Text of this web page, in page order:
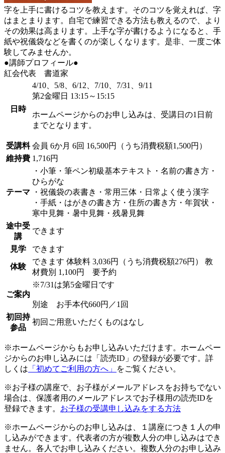
字を上手に書けるコツを教えます。そのコツを覚えれば、字
はまとまります。自宅で練習できる方法も教えるので、より
その効果は高まります。上手な字が書けるようになると、手
紙や祝儀袋などを書くのが楽しくなります。是非、一度ご体
験してみませんか。
●講師プロフィール●
紅会代表 書道家
日時
4/10、5/8、6/12、7/10、7/31、9/11
第2金曜日 13:15～15:15
ホームページからのお申し込みは、受講日の1日前
までとなります。
受講料 会員 6か月 6回 16,500円（うち消費税額1,500円）
維持費 1,716円
テーマ
・小筆・筆ペン初級基本テキスト・名前の書き方・
ひらがな
・祝儀袋の表書き・常用三体・日常よく使う漢字
・手紙・はがきの書き方・住所の書き方・年賀状・
寒中見舞・暑中見舞・残暑見舞
途中受
講
できます
見学 できます
体験
できます 体験料 3,036円（うち消費税額276円） 教
材費別 1,100円 要予約
ご案内
※7/31は第5金曜日です
別途 お手本代660円／1回
初回持
参品
初回ご用意いただくものはなし
※ホームページからもお申し込みいただけます。ホームペー
ジからのお申し込みには「読売ID」の登録が必要です。詳
しくは 「初めてご利用の方へ」 をご覧ください。
※お子様の講座で、お子様がメールアドレスをお持ちでない
場合は、保護者用のメールアドレスでお子様用の読売IDを
登録できます。 お子様の受講申し込みをする方法
※ホームページからのお申し込みは、１講座につき１人の申
し込みができます。代表者の方が複数人分の申し込みはでき
ません。各人でお申し込みください。複数人分のお申し込み